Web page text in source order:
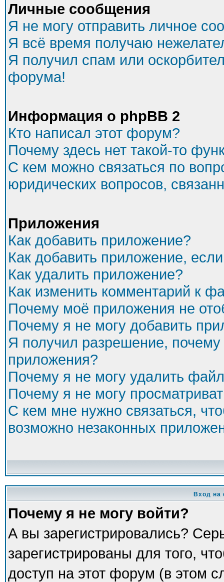
Личные сообщения
Я не могу отправить личное
Я всё время получаю
Я получил спам или
форума!
Информация о phpBB 2
Кто написал этот форум?
Почему здесь нет такой-то
С кем можно связаться по
юридических вопросов,
Приложения
Как добавить приложение?
Как добавить приложение,
Как удалить приложение?
Как изменить комментарий к
Почему моё приложения не
Почему я не могу добавить
Я получил разрешение,
приложения?
Почему я не могу удалить
Почему я не могу
С кем мне нужно связаться,
возможно незаконных
Вход на
Почему я не могу войти?
А вы зарегистрировались?
зарегистрированы для того,
доступ на этот форум (в этом